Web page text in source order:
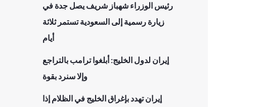
رئيس الوزراء شهباز شريف يصل جدة في
زيارة رسمية إلى السعودية تستمر ثلاثة
أيام
إيران لدول الخليج: أبلغوا ترامب بالتراجع
وإلا سنرد بقوة
إيران تهدد بإغراق الخليج في الظلام إذا